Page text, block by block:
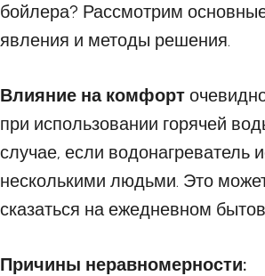
бойлера? Рассмотрим
явления и методы решения.
Влияние на комфорт
при использовании горячей
случае, если водонагреватель
несколькими людьми. Это
сказаться на ежедневном
Причины неравномерности: